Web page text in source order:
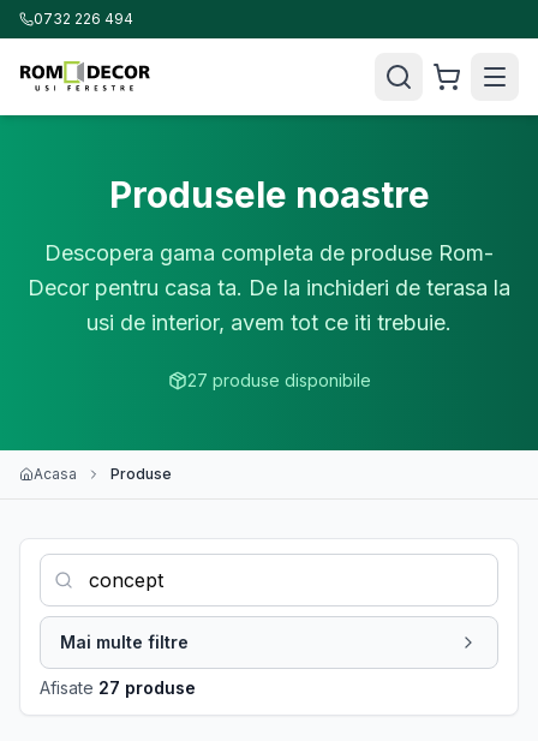
0732 226 494
Produsele noastre
Descopera gama completa de produse Rom-
Decor pentru casa ta. De la inchideri de terasa la
usi de interior, avem tot ce iti trebuie.
27 produse disponibile
Acasa Produse
Mai multe filtre
Afisate 27 produse